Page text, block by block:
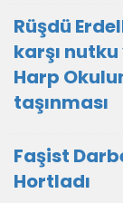
Rüşdü
karşı
Harp
taşınması
Faşist
Hortladı